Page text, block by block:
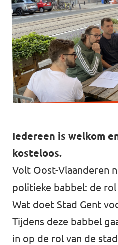
Homepage
Steun Volt
Iedereen is welkom
kosteloos.
Volt Oost-Vlaanderen
politieke babbel: de rol
Wat doet Stad Gent
Tijdens deze babbel
in op de rol van de